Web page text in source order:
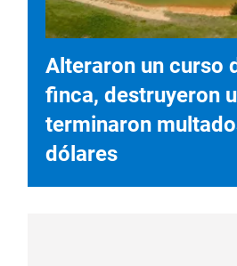
Alteraron un curso
finca, destruyeron
terminaron
dólares